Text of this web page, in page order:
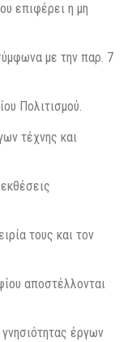
επιφέρει η μη
με την παρ. 7
Πολιτισμού.
τέχνης και
τους και τον
αποστέλλονται
έργων